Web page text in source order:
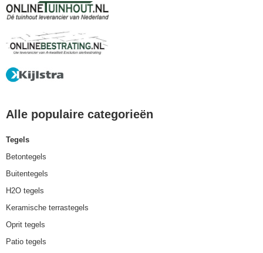
Alle populaire categorieën
Tegels
Betontegels
Buitentegels
H2O tegels
Keramische terrastegels
Oprit tegels
Patio tegels